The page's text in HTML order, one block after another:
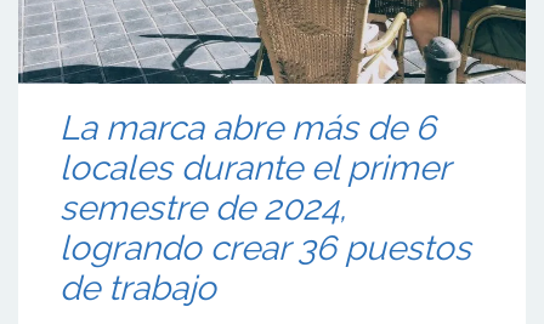
La marca abre más de 6
locales durante el primer
semestre de 2024,
logrando crear 36 puestos
de trabajo